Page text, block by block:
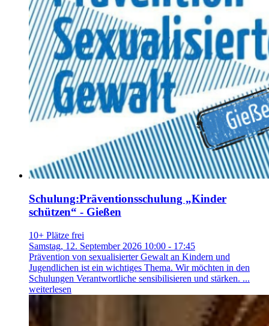
Schulung:Präventionsschulung „Kinder
schützen“ - Gießen
10+ Plätze frei
Samstag, 12. September 2026 10:00 - 17:45
Prävention von sexualisierter Gewalt an Kindern und
Jugendlichen ist ein wichtiges Thema. Wir möchten in den
Schulungen Verantwortliche sensibilisieren und stärken. ...
weiterlesen